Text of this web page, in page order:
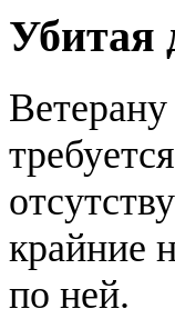
Убитая
крайние
по ней.